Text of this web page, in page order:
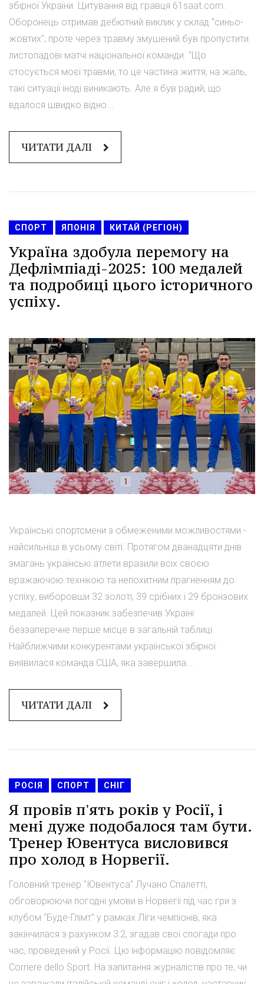
збірної України. Цитування від гравця 61saat.com.
Оборонець отримав дебютний виклик у склад "синьо-
жовтих", проте через травму змушений був пропустити
листопадові матчі національної команди. "Що
стосується моєї травми, то це частина життя, на жаль,
такі ситуації іноді виникають. Але я був радий, що
вдалося швидко відно...
ЧИТАТИ ДАЛІ
СПОРТ ЯПОНІЯ КИТАЙ (РЕГІОН)
Україна здобула перемогу на
Дефлімпіаді-2025: 100 медалей
та подробиці цього історичного
успіху.
Українські спортсмени з обмеженими можливостями -
найсильніші в усьому світі. Протягом дванадцяти днів
змагань українські атлети вразили всіх своєю
вражаючою технікою та непохитним прагненням до
успіху, виборовши 32 золоті, 39 срібних і 29 бронзових
медалей. Цей показник забезпечив Україні
беззаперечне перше місце в загальній таблиці.
Найближчими конкурентами української збірної
виявилася команда США, яка завершила...
ЧИТАТИ ДАЛІ
РОСІЯ СПОРТ СНІГ
Я провів п'ять років у Росії, і
мені дуже подобалося там бути.
Тренер Ювентуса висловився
про холод в Норвегії.
Головний тренер "Ювентуса" Лучано Спалетті,
обговорюючи погодні умови в Норвегії під час гри з
клубом "Будё-Глімт" у рамках Ліги чемпіонів, яка
закінчилася з рахунком 3:2, згадав свої спогади про
час, проведений у Росії. Цю інформацію повідомляє
Corriere dello Sport. На запитання журналістів про те, чи